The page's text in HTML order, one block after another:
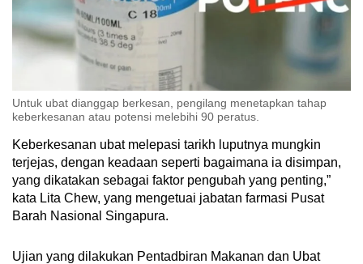
Untuk ubat dianggap berkesan, pengilang menetapkan tahap
keberkesanan atau potensi melebihi 90 peratus.
Keberkesanan ubat melepasi tarikh luputnya mungkin
terjejas, dengan keadaan seperti bagaimana ia disimpan,
yang dikatakan sebagai faktor pengubah yang penting,”
kata Lita Chew, yang mengetuai jabatan farmasi Pusat
Barah Nasional Singapura.
Ujian yang dilakukan Pentadbiran Makanan dan Ubat